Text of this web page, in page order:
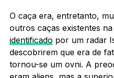
O caça era, entretanto,
outros caças existentes
identificado por um radar
descobrirem que era de
tornou-se um ovni. A